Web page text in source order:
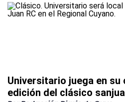
Universitario juega en su
edición del clásico